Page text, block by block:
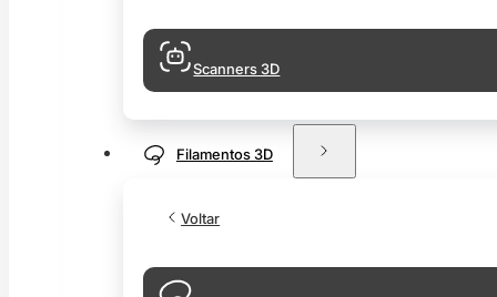
Scanners 3D
Filamentos 3D
Voltar